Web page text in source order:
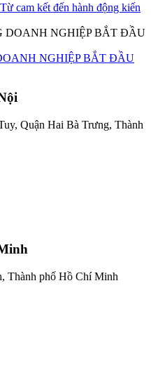
cam kết đến hành động kiến
NGHIỆP BẮT ĐẦU
Quận Hai Bà Trưng, Thành
Thành phố Hồ Chí Minh